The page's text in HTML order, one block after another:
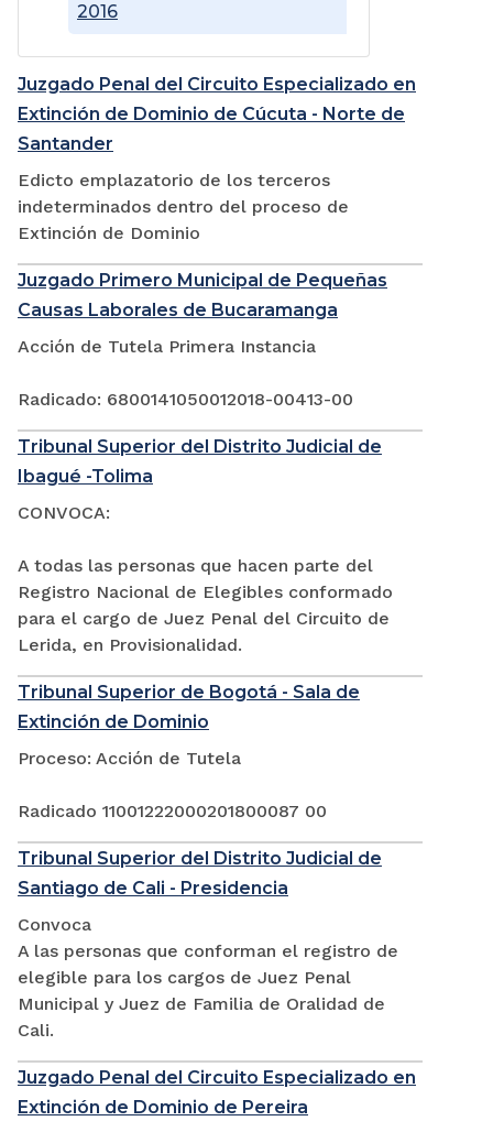
2016
Juzgado Penal del Circuito Especializado en
Extinción de Dominio de Cúcuta - Norte de
Santander
Edicto emplazatorio de los terceros
indeterminados dentro del proceso de
Extinción de Dominio
Juzgado Primero Municipal de Pequeñas
Causas Laborales de Bucaramanga
Acción de Tutela Primera Instancia
Radicado: 6800141050012018-00413-00
Tribunal Superior del Distrito Judicial de
Ibagué -Tolima
CONVOCA:
A todas las personas que hacen parte del
Registro Nacional de Elegibles conformado
para el cargo de Juez Penal del Circuito de
Lerida, en Provisionalidad.
Tribunal Superior de Bogotá - Sala de
Extinción de Dominio
Proceso: Acción de Tutela
Radicado 11001222000201800087 00
Tribunal Superior del Distrito Judicial de
Santiago de Cali - Presidencia
Convoca
A las personas que conforman el registro de
elegible para los cargos de Juez Penal
Municipal y Juez de Familia de Oralidad de
Cali.
Juzgado Penal del Circuito Especializado en
Extinción de Dominio de Pereira